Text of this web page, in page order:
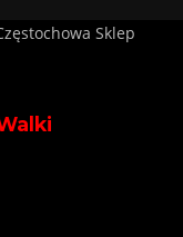
Sklep